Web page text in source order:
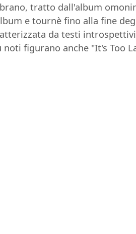
tratto dall'album
e tournè fino alla fine
da testi
figurano anche "It's Too